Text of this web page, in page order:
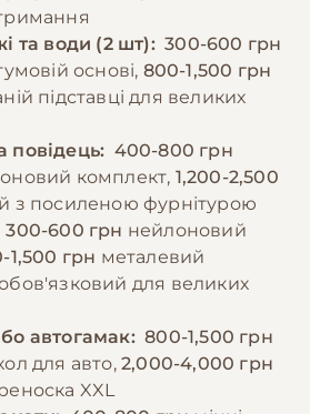
E-PET
забезпечити постійний
води та не давати їжу
і після фізичних
E-PET
та води (2 шт): 300-600 грн
основі, 800-1,500 грн
підставці для великих
повідець: 400-800 грн
комплект, 1,200-2,500
з посиленою фурнітурою
300-600 грн нейлоновий
1,500 грн металевий
для великих
автогамак: 800-1,500 грн
для авто, 2,000-4,000 грн
XXL